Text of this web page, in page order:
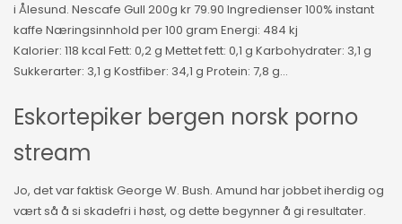
i Ålesund. Nescafe Gull 200g kr 79.90 Ingredienser 100% instant
kaffe Næringsinnhold per 100 gram Energi: 484 kj
Kalorier: 118 kcal Fett: 0,2 g Mettet fett: 0,1 g Karbohydrater: 3,1 g
Sukkerarter: 3,1 g Kostfiber: 34,1 g Protein: 7,8 g…
Eskortepiker bergen norsk porno
stream
Jo, det var faktisk George W. Bush. Amund har jobbet iherdig og
vært så å si skadefri i høst, og dette begynner å gi resultater.